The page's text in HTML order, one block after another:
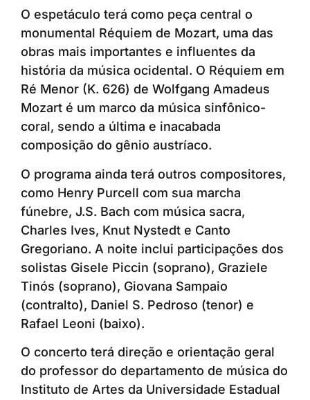
O espetáculo terá como peça central o
monumental Réquiem de Mozart, uma das
obras mais importantes e influentes da
história da música ocidental. O Réquiem em
Ré Menor (K. 626) de Wolfgang Amadeus
Mozart é um marco da música sinfônico-
coral, sendo a última e inacabada
composição do gênio austríaco.
O programa ainda terá outros compositores,
como Henry Purcell com sua marcha
fúnebre, J.S. Bach com música sacra,
Charles Ives, Knut Nystedt e Canto
Gregoriano. A noite inclui participações dos
solistas Gisele Piccin (soprano), Graziele
Tinós (soprano), Giovana Sampaio
(contralto), Daniel S. Pedroso (tenor) e
Rafael Leoni (baixo).
O concerto terá direção e orientação geral
do professor do departamento de música do
Instituto de Artes da Universidade Estadual